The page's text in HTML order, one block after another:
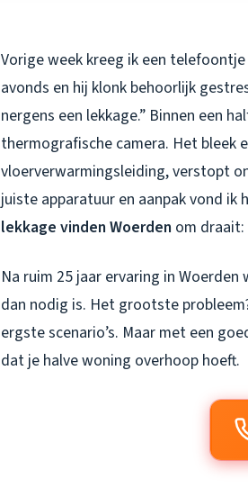
Vorige week kreeg ik een
avonds en hij klonk behoorlijk
nergens een lekkage.” Binnen een
thermografische camera. Het bleek
vloerverwarmingsleiding, verstopt
juiste apparatuur en aanpak vond ik
lekkage vinden Woerden om
Na ruim 25 jaar ervaring in
dan nodig is. Het grootste
ergste scenario’s. Maar met een
dat je halve woning overhoop hoeft.